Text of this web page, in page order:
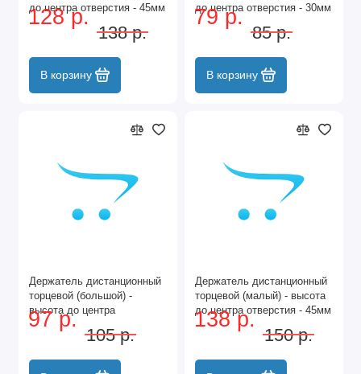
до центра отверстия - 45мм
(XG-021A/25) ЧЕРНЫЙ
128 р.
138 р.
В корзину
до центра отверстия - 30мм
(XG-021A/16) ЧЕРНЫЙ
79 р.
85 р.
В корзину
Держатель дистанционный
торцевой (большой) -
высота до центра
отверстия - 55мм (XG-
019B/16) ЧЕРНЫЙ 2853-16
97 р.
105 р.
Держатель дистанционный
торцевой (малый) - высота
до центра отверстия - 45мм
(XG-021B/25) ЧЕРНЫЙ
138 р.
150 р.